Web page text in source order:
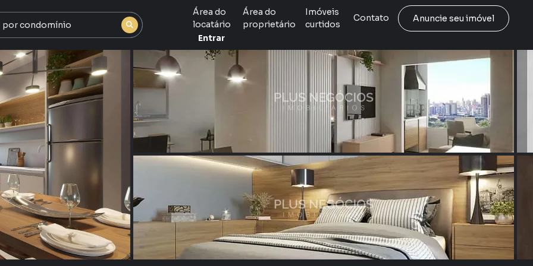
Área do
locatário
Área do
proprietário
Imóveis
curtidos
Contato
Anuncie seu imóvel
Entrar